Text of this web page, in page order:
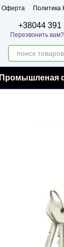
Оферта Политика
+38044 391
Перезвонить вам?
Промышленая